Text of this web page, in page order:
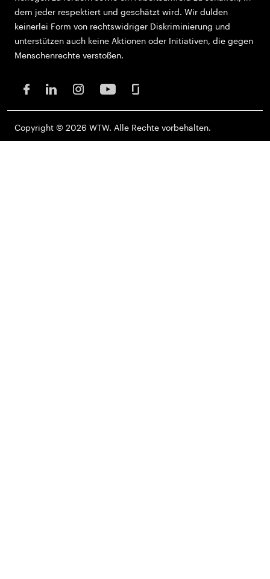
dem jeder respektiert und geschätzt wird. Wir dulden
keinerlei Form von rechtswidriger Diskriminierung und
unterstützen auch keine Aktionen oder Initiativen, die gegen
Menschenrechte verstoßen.
Copyright © 2026 WTW. Alle Rechte vorbehalten.